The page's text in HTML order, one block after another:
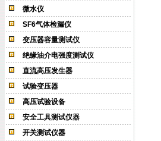
微水仪
SF6气体检漏仪
变压器容量测试仪
绝缘油介电强度测试仪
直流高压发生器
试验变压器
高压试验设备
安全工具测试仪器
开关测试仪器